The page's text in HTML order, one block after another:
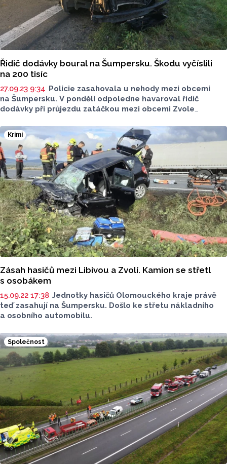
Řidič dodávky boural na Šumpersku. Škodu vyčíslili
na 200 tisíc
27.09.23 9:34 Policie zasahovala u nehody mezi obcemi
na Šumpersku. V pondělí odpoledne havaroval řidič
dodávky při průjezdu zatáčkou mezi obcemi Zvole
Krimi
Zásah hasičů mezi Libivou a Zvolí. Kamion se střetl
s osobákem
15.09.22 17:38 Jednotky hasičů Olomouckého kraje právě
teď zasahují na Šumpersku. Došlo ke střetu nákladního
a osobního automobilu.
Společnost